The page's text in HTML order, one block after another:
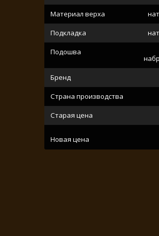
Материал верха
Подкладка
Подошва
Бренд
Страна производства
Старая цена
Новая цена